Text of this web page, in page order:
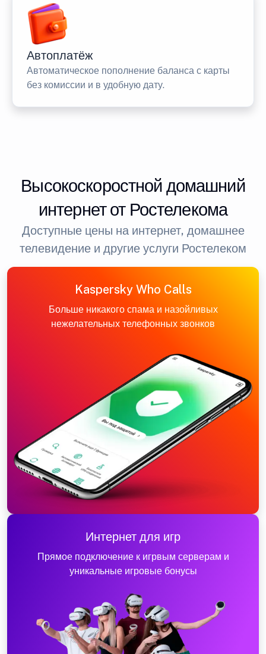
Автоплатёж
Автоматическое пополнение баланса с карты
без комиссии и в удобную дату.
Высокоскоростной домашний
интернет от Ростелекома
Доступные цены на интернет, домашнее
телевидение и другие услуги Ростелеком
Kaspersky Who Calls
Больше никакого спама и назойливых
нежелательных телефонных звонков
Интернет для игр
Прямое подключение к игрвым серверам и
уникальные игровые бонусы